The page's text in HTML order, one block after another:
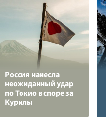
Россия нанесла
неожиданный удар
по Токио в споре за
Курилы